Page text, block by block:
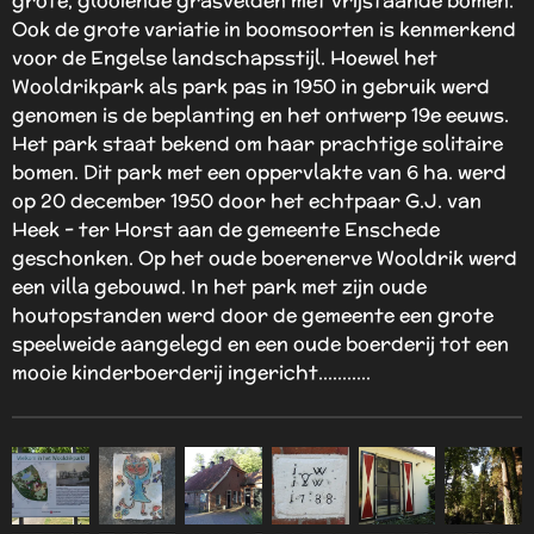
Ook de grote variatie in boomsoorten is kenmerkend
voor de Engelse landschapsstijl. Hoewel het
Wooldrikpark als park pas in 1950 in gebruik werd
genomen is de beplanting en het ontwerp 19e eeuws.
Het park staat bekend om haar prachtige solitaire
bomen. Dit park met een oppervlakte van 6 ha. werd
op 20 december 1950 door het echtpaar G.J. van
Heek - ter Horst aan de gemeente Enschede
geschonken. Op het oude boerenerve Wooldrik werd
een villa gebouwd. In het park met zijn oude
houtopstanden werd door de gemeente een grote
speelweide aangelegd en een oude boerderij tot een
mooie kinderboerderij ingericht...........